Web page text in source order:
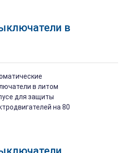
в
в литом
для защиты
на 80